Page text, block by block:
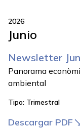
2026
Junio
Newsletter
Panorama
ambiental
Tipo: Trimestral
Descargar PDF